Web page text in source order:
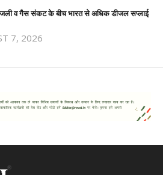
व गैस संकट के बीच भारत से अधिक डीजल सप्लाई
7, 2026